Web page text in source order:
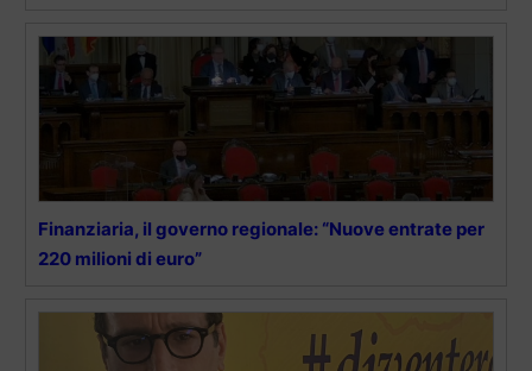
Finanziaria, il governo regionale: “Nuove entrate per
220 milioni di euro”